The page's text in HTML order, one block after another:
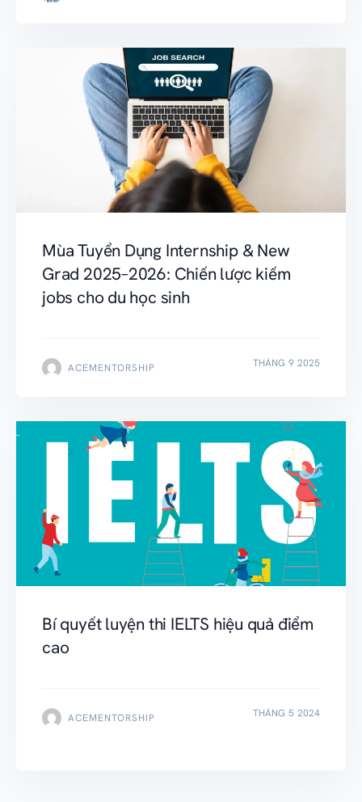
Mùa Tuyển Dụng Internship & New
Grad 2025–2026: Chiến lược kiếm
jobs cho du học sinh
ACEMENTORSHIP THÁNG 9 2025
Bí quyết luyện thi IELTS hiệu quả điểm
cao
ACEMENTORSHIP THÁNG 5 2024